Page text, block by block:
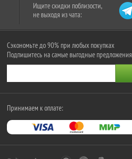
Ищите скидки поблизости,
не выходя из чата:
Сэкономьте до 90% при любых покупках
Подпишитесь на самые выгодные предложения
Принимаем к оплате: